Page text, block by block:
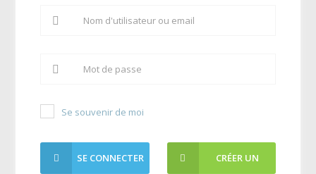
Se souvenir de moi
SE CONNECTER CRÉER UN